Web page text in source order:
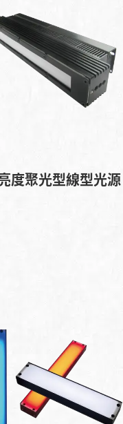
度聚光型線型光源